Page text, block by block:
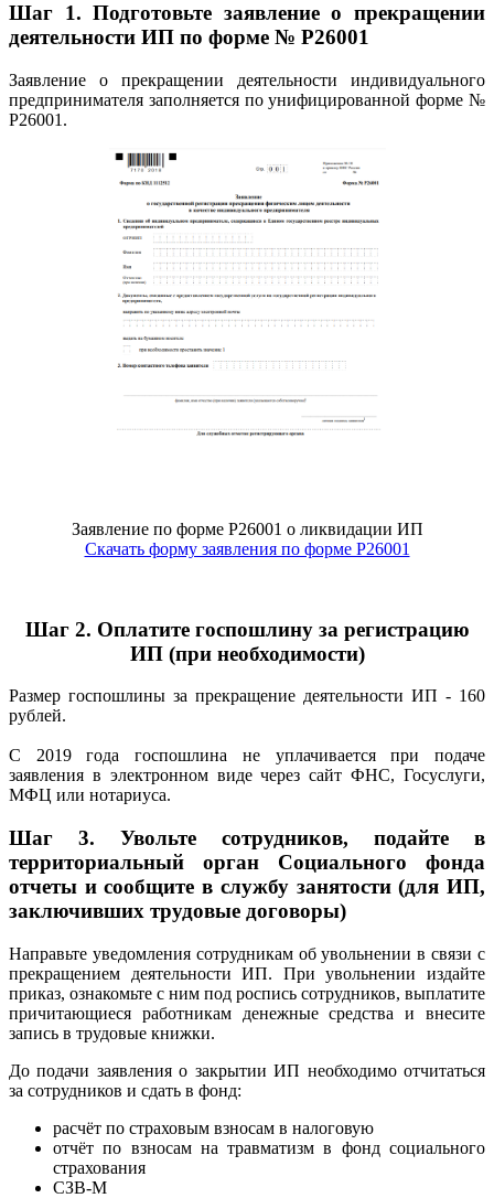
Шаг 1. Подготовьте заявление о прекращении
деятельности ИП по форме № Р26001
Заявление о прекращении деятельности индивидуального
предпринимателя заполняется по унифицированной форме №
Р26001.
Заявление по форме Р26001 о ликвидации ИП
Скачать форму заявления по форме Р26001
Шаг 2. Оплатите госпошлину за регистрацию
ИП (при необходимости)
Размер госпошлины за прекращение деятельности ИП - 160
рублей.
С 2019 года госпошлина не уплачивается при подаче
заявления в электронном виде через сайт ФНС, Госуслуги,
МФЦ или нотариуса.
Шаг 3. Увольте сотрудников, подайте в
территориальный орган Социального фонда
отчеты и сообщите в службу занятости (для ИП,
заключивших трудовые договоры)
Направьте уведомления сотрудникам об увольнении в связи с
прекращением деятельности ИП. При увольнении издайте
приказ, ознакомьте с ним под роспись сотрудников, выплатите
причитающиеся работникам денежные средства и внесите
запись в трудовые книжки.
До подачи заявления о закрытии ИП необходимо отчитаться
за сотрудников и сдать в фонд:
расчёт по страховым взносам в налоговую
отчёт по взносам на травматизм в фонд социального
страхования
СЗВ-М